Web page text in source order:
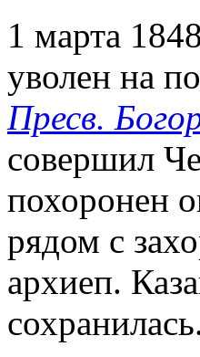
1 марта
уволен на
Пресв.
совершил
похоронен
рядом с
архиеп.